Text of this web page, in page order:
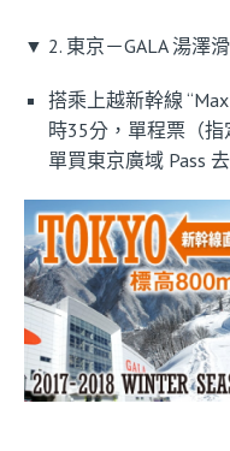
▼ 2. 東京－GALA 湯澤
搭乘上越新幹線
時35分，單程票（
單買東京廣域 Pass